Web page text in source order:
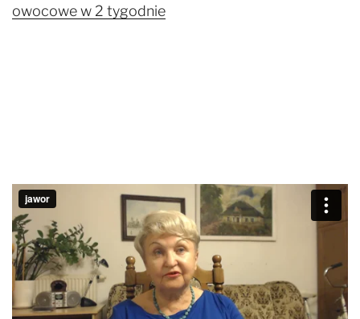
owocowe w 2 tygodnie